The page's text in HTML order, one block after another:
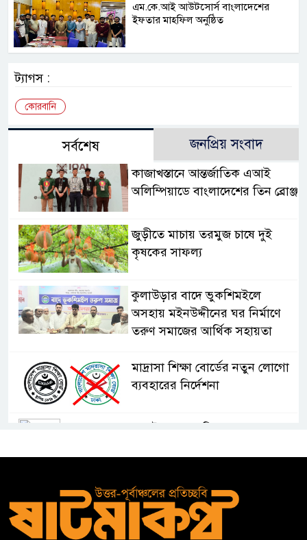
এম.কে.আই আউটসোর্স বাংলাদেশের
ইফতার মাহফিল অনুষ্ঠিত
ট্যাগস :
কোরবানি
সর্বশেষ জনপ্রিয় সংবাদ
কাজাখস্তানে আন্তর্জাতিক এআই
অলিম্পিয়াডে বাংলাদেশের তিন ব্রোঞ্জ
জুড়ীতে মাচায় তরমুজ চাষে দুই
কৃষকের সাফল্য
কুলাউড়ার বাদে ভুকশিমইলে
অসহায় মইনউদ্দীনের ঘর নির্মাণে
তরুণ সমাজের আর্থিক সহায়তা
মাদ্রাসা শিক্ষা বোর্ডের নতুন লোগো
ব্যবহারের নির্দেশনা
কুলাউড়ার ভাটেরা স্টেশন বাজারে
বিট পুলিশিং সভা অনুষ্ঠিত